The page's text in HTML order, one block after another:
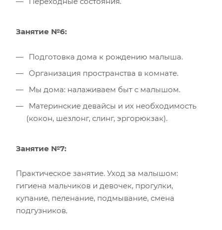
Занятие №6:
Подготовка дома к рождению малыша.
Организация пространства в комнате.
Мы дома: налаживаем быт с малышом.
Материнские девайсы и их необходимость
(кокон, шезлонг, слинг, эргорюкзак).
Занятие №7:
Практическое занятие. Уход за малышом:
гигиена мальчиков и девочек, прогулки,
купание, пеленание, подмывание, смена
подгузников.